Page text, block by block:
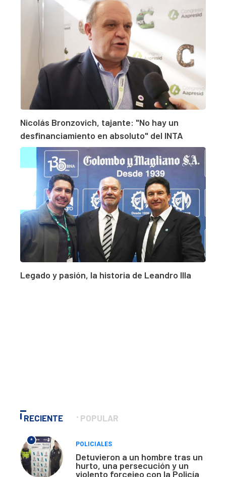
Nicolás Bronzovich, tajante: "No hay un
desfinanciamiento en absoluto" del INTA
Legado y pasión, la historia de Leandro Illa
RECIENTE POPULAR
*
POLICIALES
Detuvieron a un hombre tras un
hurto, una persecución y un
violento forcejeo con la Policía